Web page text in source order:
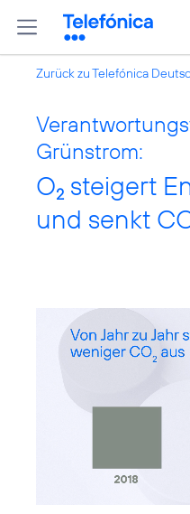
Zurück zu Telefónica
Grünstrom:
O2 steigert
und senkt